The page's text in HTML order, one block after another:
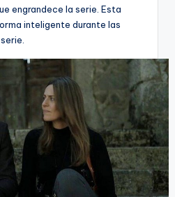
engrandece la serie. Esta
inteligente durante las